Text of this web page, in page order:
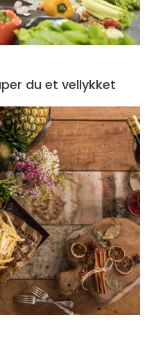
du et vellykket